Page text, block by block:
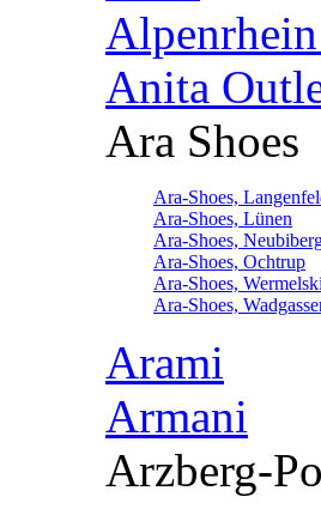
Anita
Ara Shoes
Ara-Shoes,
Ara-Shoes, Lünen
Ara-Shoes,
Ara-Shoes, Ochtrup
Ara-Shoes,
Ara-Shoes,
Arami
Armani
Arzberg-